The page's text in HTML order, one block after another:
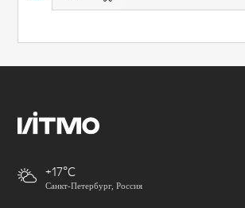
+17
Санкт-Петербург, Россия